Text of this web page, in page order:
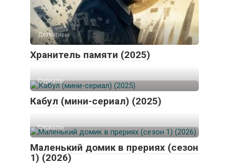
Детективы
Хранитель памяти (2025)
Сериалы
Кабул (мини-сериал) (2025)
Сериалы
Маленький домик в прериях (сезон
1) (2026)